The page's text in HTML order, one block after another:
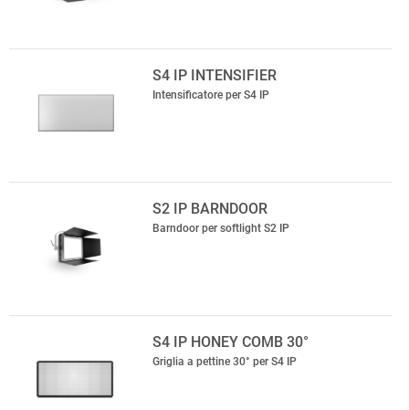
S4 IP INTENSIFIER
Intensificatore per S4 IP
S2 IP BARNDOOR
Barndoor per softlight S2 IP
S4 IP HONEY COMB 30°
Griglia a pettine 30° per S4 IP